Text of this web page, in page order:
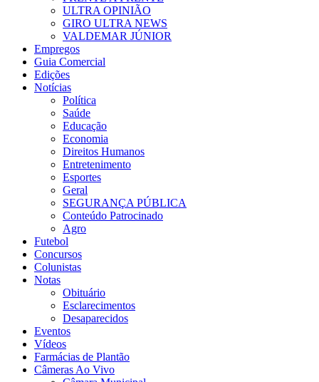
ULTRA OPINIÃO
GIRO ULTRA NEWS
VALDEMAR JÚNIOR
Empregos
Guia Comercial
Edições
Notícias
Política
Saúde
Educação
Economia
Direitos Humanos
Entretenimento
Esportes
Geral
SEGURANÇA PÚBLICA
Conteúdo Patrocinado
Agro
Futebol
Concursos
Colunistas
Notas
Obituário
Esclarecimentos
Desaparecidos
Eventos
Vídeos
Farmácias de Plantão
Câmeras Ao Vivo